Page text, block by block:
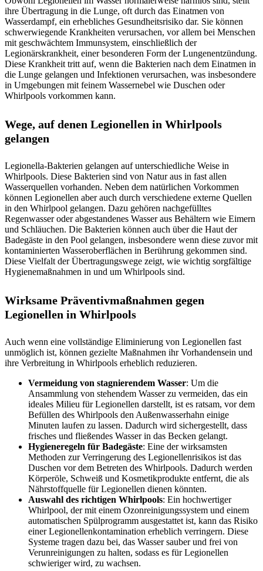
ihre Übertragung in die Lunge, oft durch das Einatmen von
Wasserdampf, ein erhebliches Gesundheitsrisiko dar. Sie können
schwerwiegende Krankheiten verursachen, vor allem bei Menschen
mit geschwächtem Immunsystem, einschließlich der
Legionärskrankheit, einer besonderen Form der Lungenentzündung.
Diese Krankheit tritt auf, wenn die Bakterien nach dem Einatmen in
die Lunge gelangen und Infektionen verursachen, was insbesondere
in Umgebungen mit feinem Wassernebel wie Duschen oder
Whirlpools vorkommen kann.
Wege, auf denen Legionellen in Whirlpools
gelangen
Legionella-Bakterien gelangen auf unterschiedliche Weise in
Whirlpools. Diese Bakterien sind von Natur aus in fast allen
Wasserquellen vorhanden. Neben dem natürlichen Vorkommen
können Legionellen aber auch durch verschiedene externe Quellen
in den Whirlpool gelangen. Dazu gehören nachgefülltes
Regenwasser oder abgestandenes Wasser aus Behältern wie Eimern
und Schläuchen. Die Bakterien können auch über die Haut der
Badegäste in den Pool gelangen, insbesondere wenn diese zuvor mit
kontaminierten Wasseroberflächen in Berührung gekommen sind.
Diese Vielfalt der Übertragungswege zeigt, wie wichtig sorgfältige
Hygienemaßnahmen in und um Whirlpools sind.
Wirksame Präventivmaßnahmen gegen
Legionellen in Whirlpools
Auch wenn eine vollständige Eliminierung von Legionellen fast
unmöglich ist, können gezielte Maßnahmen ihr Vorhandensein und
ihre Verbreitung in Whirlpools erheblich reduzieren.
Vermeidung von stagnierendem Wasser: Um die
Ansammlung von stehendem Wasser zu vermeiden, das ein
ideales Milieu für Legionellen darstellt, ist es ratsam, vor dem
Befüllen des Whirlpools den Außenwasserhahn einige
Minuten laufen zu lassen. Dadurch wird sichergestellt, dass
frisches und fließendes Wasser in das Becken gelangt.
Hygieneregeln für Badegäste: Eine der wirksamsten
Methoden zur Verringerung des Legionellenrisikos ist das
Duschen vor dem Betreten des Whirlpools. Dadurch werden
Körperöle, Schweiß und Kosmetikprodukte entfernt, die als
Nährstoffquelle für Legionellen dienen könnten.
Auswahl des richtigen Whirlpools: Ein hochwertiger
Whirlpool, der mit einem Ozonreinigungssystem und einem
automatischen Spülprogramm ausgestattet ist, kann das Risiko
einer Legionellenkontamination erheblich verringern. Diese
Systeme tragen dazu bei, das Wasser sauber und frei von
Verunreinigungen zu halten, sodass es für Legionellen
schwieriger wird, zu wachsen.